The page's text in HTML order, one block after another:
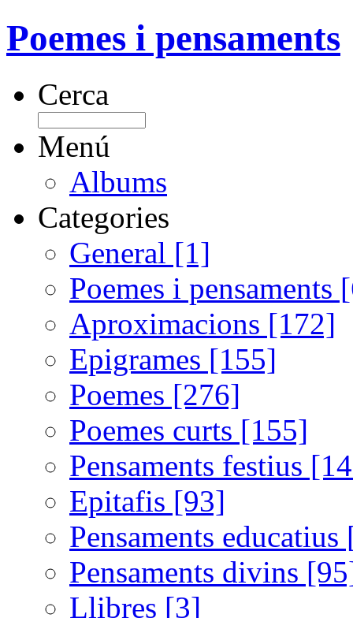
Poemes i pensaments
Cerca
Menú
Albums
Categories
General [1]
Poemes i pensaments
Aproximacions [172]
Epigrames [155]
Poemes [276]
Poemes curts [155]
Pensaments festius
Epitafis [93]
Pensaments
Pensaments divins
Llibres [3]